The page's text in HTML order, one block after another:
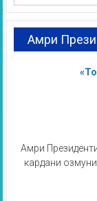
Амри
Амри
кардани